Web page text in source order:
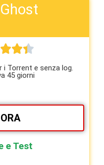

Torrent e senza log.
45 giorni
e Test